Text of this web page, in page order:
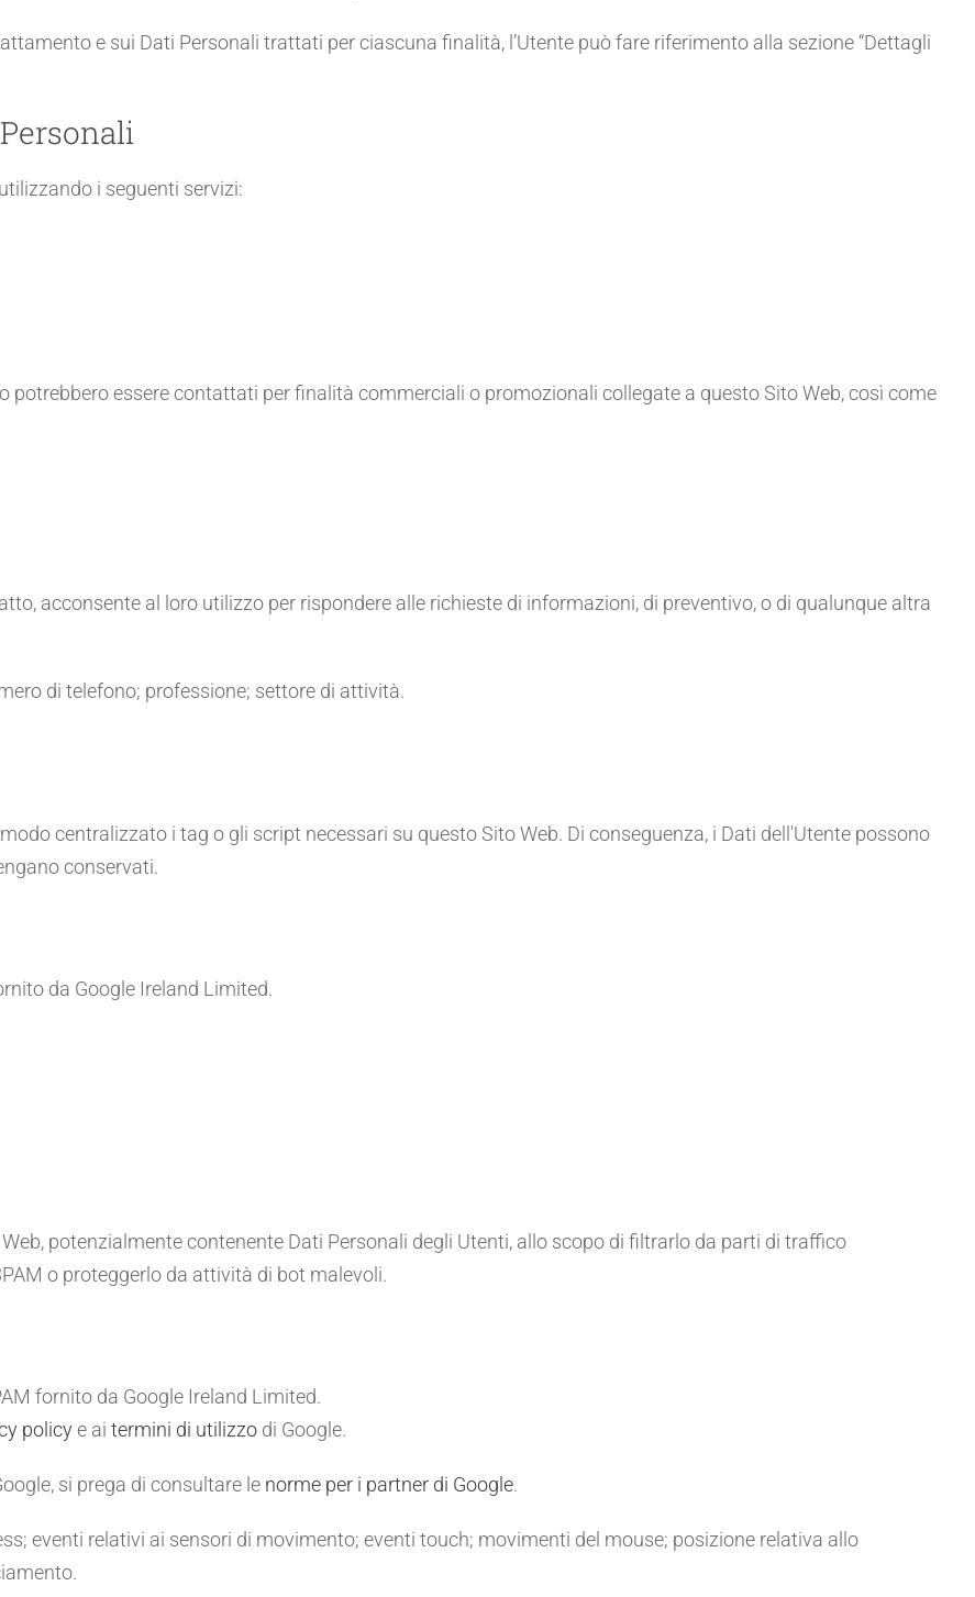
e sui Dati Personali trattati per ciascuna finalità, l’Utente può fare riferimento alla sezione “Dettagli
i seguenti servizi:
potrebbero essere contattati per finalità commerciali o promozionali collegate a questo Sito Web, così come
acconsente al loro utilizzo per rispondere alle richieste di informazioni, di preventivo, o di qualunque altra
di telefono; professione; settore di attività.
centralizzato i tag o gli script necessari su questo Sito Web. Di conseguenza, i Dati dell'Utente possono
conservati.
da Google Ireland Limited.
potenzialmente contenente Dati Personali degli Utenti, allo scopo di filtrarlo da parti di traffico
o proteggerlo da attività di bot malevoli.
fornito da Google Ireland Limited.
policye ai termini di utilizzo di Google.
si prega di consultare le norme per i partner di Google.
eventi relativi ai sensori di movimento; eventi touch; movimenti del mouse; posizione relativa allo